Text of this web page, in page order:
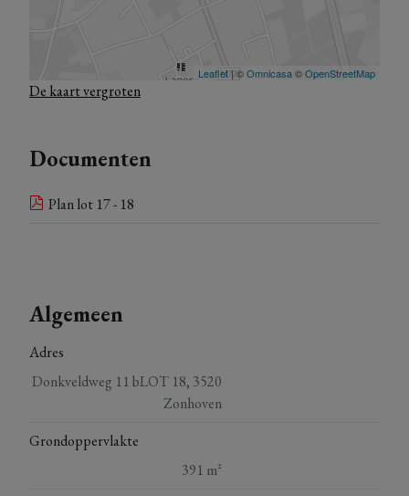
Voor meer informatie staan we uiteraard steeds voor je klaar.
De kaart vergroten
Documenten
Plan lot 17 - 18
Algemeen
Adres
Donkveldweg 11 bLOT 18, 3520
Zonhoven
Grondoppervlakte
391 m²